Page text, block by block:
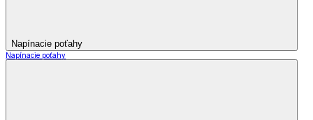
Napínacie poťahy
Napínacie poťahy